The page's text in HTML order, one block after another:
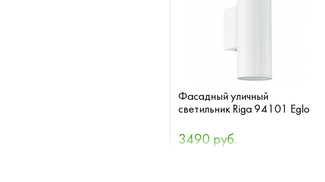
Фасадный уличный
светильник Riga 94101 Eglo
3490 руб.